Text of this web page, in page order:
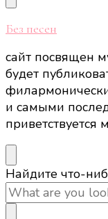
Без песен
сайт посвящен
будет
и самыми
приветствуется
Ищите
что-
то?
Найдите что-